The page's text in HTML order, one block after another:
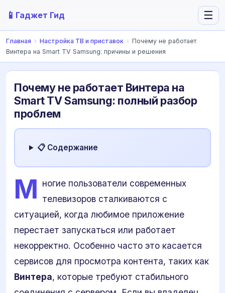
📱 Гаджет Гид ☰
Главная › Настройка ТВ и приставок › Почему не работает
Винтера на Smart TV Samsung: причины и решения
Почему не работает Винтера на
Smart TV Samsung: полный разбор
проблем
📋 Содержание
М ногие пользователи современных
телевизоров сталкиваются с
ситуацией, когда любимое приложение
перестает запускаться или работает
некорректно. Особенно часто это касается
сервисов для просмотра контента, таких как
Винтера, которые требуют стабильного